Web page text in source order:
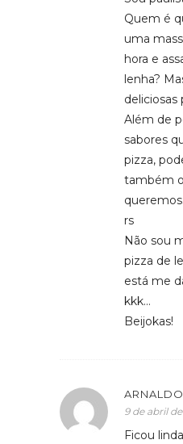
Quem é
uma
hora e
lenha?
deliciosas
Além de
sabores
pizza,
também
rs
Não sou
pizza de
está me
kkk…
Beijokas!
9 de abril
Ficou